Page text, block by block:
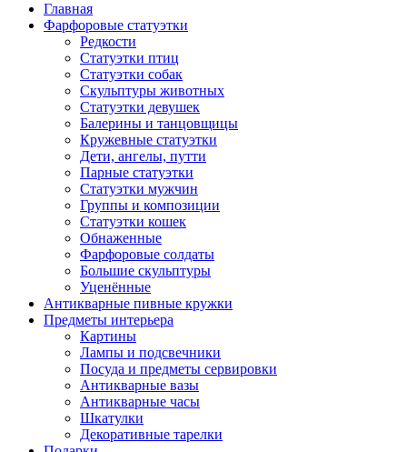
Главная
Фарфоровые статуэтки
Редкости
Cтатуэтки птиц
Cтатуэтки собак
Скульптуры животных
Статуэтки девушек
Балерины и танцовщицы
Кружевные статуэтки
Дети, ангелы, путти
Парные статуэтки
Статуэтки мужчин
Группы и композиции
Статуэтки кошек
Обнаженные
Фарфоровые солдаты
Большие скульптуры
Уценённые
Антикварные пивные кружки
Предметы интерьера
Картины
Лампы и подсвечники
Посуда и предметы сервировки
Антикварные вазы
Антикварные часы
Шкатулки
Декоративные тарелки